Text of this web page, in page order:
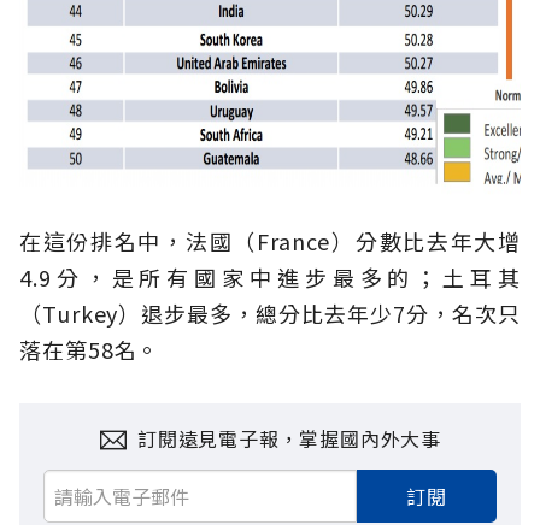
在這份排名中，法國（France）分數比去年大增
4.9分，是所有國家中進步最多的；土耳其
（Turkey）退步最多，總分比去年少7分，名次只
落在第58名。
訂閱遠見電子報，掌握國內外大事
訂閱